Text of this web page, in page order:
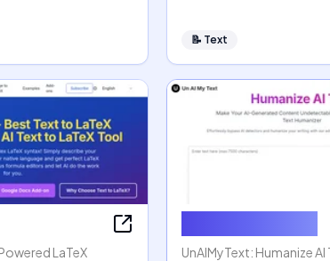
📝 Text
LaTeX
UnAIMyText: Humanize